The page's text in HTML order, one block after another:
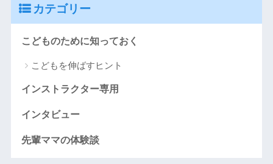
カテゴリー
こどものために知っておく
こどもを伸ばすヒント
インストラクター専用
インタビュー
先輩ママの体験談